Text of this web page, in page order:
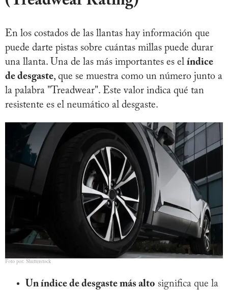
En los costados de las llantas hay información que
puede darte pistas sobre cuántas millas puede durar
una llanta. Una de las más importantes es el índice
de desgaste, que se muestra como un número junto a
la palabra "Treadwear". Este valor indica qué tan
resistente es el neumático al desgaste.
Foto por: Shutterstock
Un índice de desgaste más alto significa que la